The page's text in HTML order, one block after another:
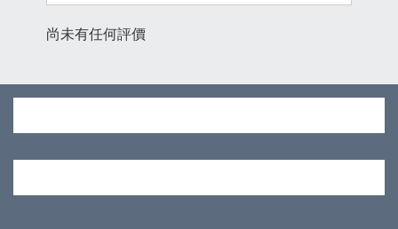
尚未有任何評價